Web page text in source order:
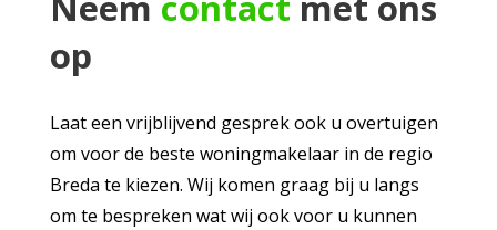
op
Laat een vrijblijvend gesprek ook u overtuigen
om voor de beste woningmakelaar in de regio
Breda te kiezen. Wij komen graag bij u langs
om te bespreken wat wij ook voor u kunnen